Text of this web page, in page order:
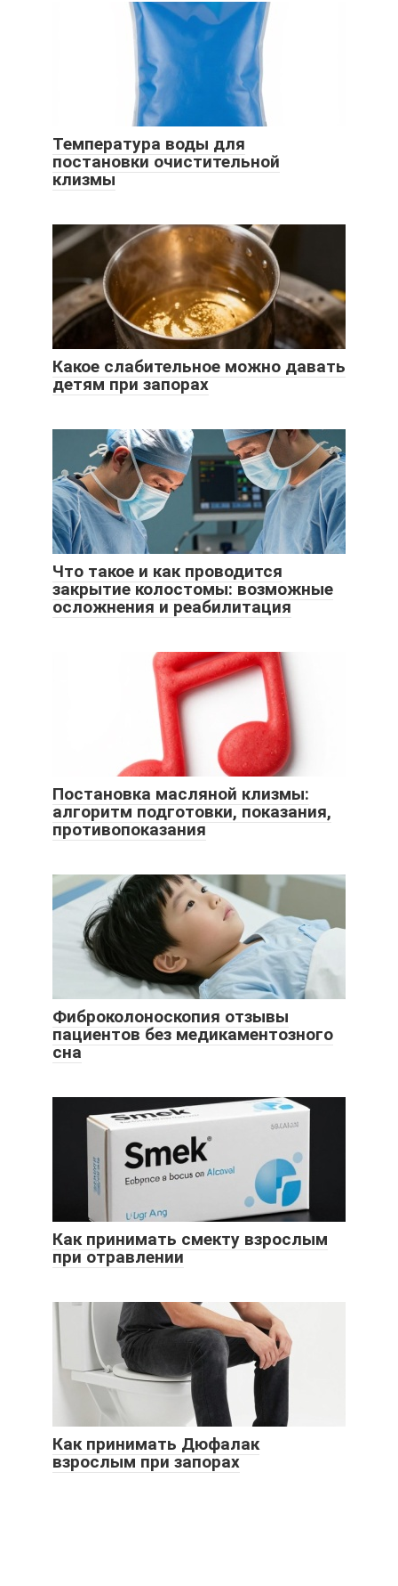
Температура воды для
постановки очистительной
клизмы
Какое слабительное можно давать
детям при запорах
Что такое и как проводится
закрытие колостомы: возможные
осложнения и реабилитация
Постановка масляной клизмы:
алгоритм подготовки, показания,
противопоказания
Фиброколоноскопия отзывы
пациентов без медикаментозного
сна
Как принимать смекту взрослым
при отравлении
Как принимать Дюфалак
взрослым при запорах